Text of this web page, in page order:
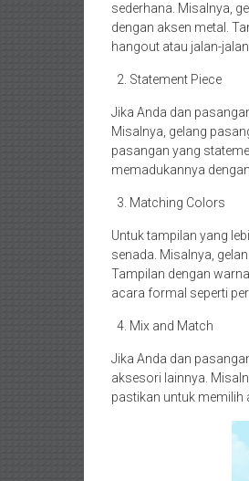
sederhana. Misalnya,
dengan aksen metal.
hangout atau jalan-
Statement Piece
Jika Anda dan
Misalnya, gelang
pasangan yang
memadukannya
Matching Colors
Untuk tampilan yang
senada. Misalnya,
Tampilan dengan
acara formal seperti
Mix and Match
Jika Anda dan
aksesori lainnya.
pastikan untuk memilih